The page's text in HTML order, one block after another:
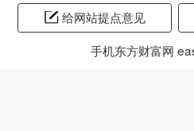
给网站提点意见
手机东方财富网